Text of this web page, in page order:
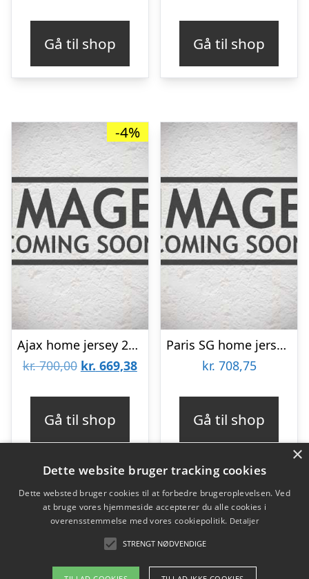
kr. 600,00.kr. 442,50.
Gå til shop Gå til shop
-4%
Ajax home jersey 2025/26 – mens-L
kr.700,00 Den
kr. 669,38Den
Gå til shop
Paris SG home jersey 2023/24 – PSG – mens-L
kr. 708,75
Gå til shop
Varekategorier
×
Dette website bruger tracking cookies
Dette websted bruger cookies til at forbedre brugeroplevelsen. Ved
at bruge vores hjemmeside accepterer du alle cookies i
overensstemmelse med vores cookiepolitik. Detaljer
STRENGT NØDVENDIGE